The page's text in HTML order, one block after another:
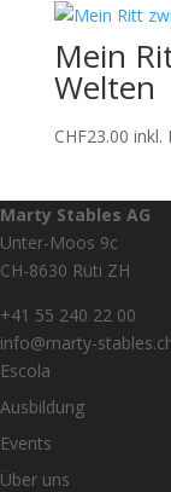
Mein
Welten
CHF23.00 inkl.
Marty Stables AG
Unter-Moos 9c
CH-8630 Rüti ZH
+41 55 240 22 00
info@marty-
Escola
Ausbildung
Events
Über uns